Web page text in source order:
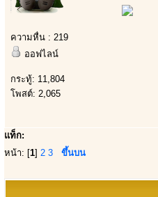
ความหื่น : 219
ออฟไลน์
กระทู้: 11,804
โพสต์: 2,065
แท็ก:
หน้า: [1] 2 3 ขึ้นบน